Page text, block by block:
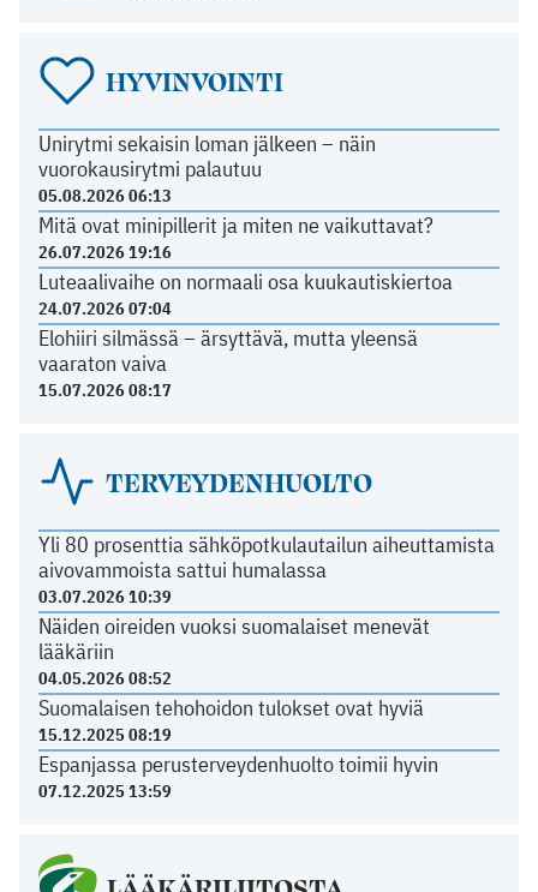
HYVINVOINTI
Unirytmi sekaisin loman jälkeen – näin
vuorokausirytmi palautuu
05.08.2026 06:13
Mitä ovat minipillerit ja miten ne vaikuttavat?
26.07.2026 19:16
Luteaalivaihe on normaali osa kuukautiskiertoa
24.07.2026 07:04
Elohiiri silmässä – ärsyttävä, mutta yleensä
vaaraton vaiva
15.07.2026 08:17
TERVEYDENHUOLTO
Yli 80 prosenttia sähköpotkulautailun aiheuttamista
aivovammoista sattui humalassa
03.07.2026 10:39
Näiden oireiden vuoksi suomalaiset menevät
lääkäriin
04.05.2026 08:52
Suomalaisen tehohoidon tulokset ovat hyviä
15.12.2025 08:19
Espanjassa perusterveydenhuolto toimii hyvin
07.12.2025 13:59